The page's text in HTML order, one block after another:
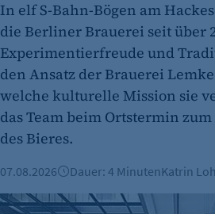
CMS TYPO3
Session-Cookie für die
Benutzer-Sessions (z. B. bei
oder Formularen). Wird auch
Identifizierung verwendet.
Session
Cookie Consent
In elf S-Bahn-Bögen am
die Berliner Brauerei seit über
Experimentierfreude und
den Ansatz der Brauerei
welche kulturelle Mission sie
das Team beim Ortstermin
des Bieres.
07.08.2026 Dauer: 4 MinutenKatrin
Kalle Neukölln: Food Hall vor